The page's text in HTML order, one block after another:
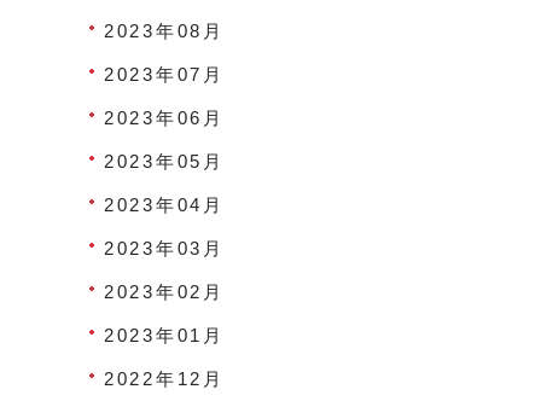
2023年08月
2023年07月
2023年06月
2023年05月
2023年04月
2023年03月
2023年02月
2023年01月
2022年12月